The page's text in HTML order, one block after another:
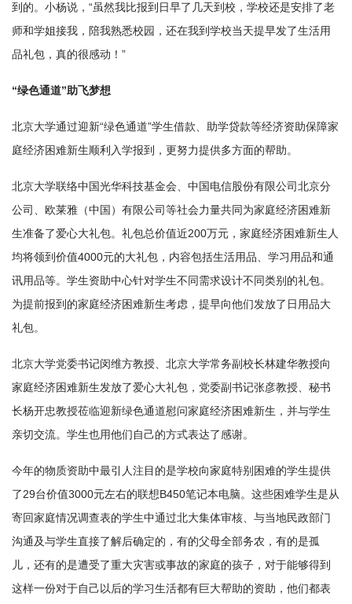
到的。小杨说，“虽然我比报到日早了几天到校，学校还是安排了老
师和学姐接我，陪我熟悉校园，还在我到学校当天提早发了生活用
品礼包，真的很感动！”
“绿色通道”助飞梦想
北京大学通过迎新“绿色通道”学生借款、助学贷款等经济资助保障家
庭经济困难新生顺利入学报到，更努力提供多方面的帮助。
北京大学联络中国光华科技基金会、中国电信股份有限公司北京分
公司、欧莱雅（中国）有限公司等社会力量共同为家庭经济困难新
生准备了爱心大礼包。礼包总价值近200万元，家庭经济困难新生人
均将领到价值4000元的大礼包，内容包括生活用品、学习用品和通
讯用品等。学生资助中心针对学生不同需求设计不同类别的礼包。
为提前报到的家庭经济困难新生考虑，提早向他们发放了日用品大
礼包。
北京大学党委书记闵维方教授、北京大学常务副校长林建华教授向
家庭经济困难新生发放了爱心大礼包，党委副书记张彦教授、秘书
长杨开忠教授莅临迎新绿色通道慰问家庭经济困难新生，并与学生
亲切交流。学生也用他们自己的方式表达了感谢。
今年的物质资助中最引人注目的是学校向家庭特别困难的学生提供
了29台价值3000元左右的联想B450笔记本电脑。这些困难学生是从
寄回家庭情况调查表的学生中通过北大集体审核、与当地民政部门
沟通及与学生直接了解后确定的，有的父母全部务农，有的是孤
儿，还有的是遭受了重大灾害或事故的家庭的孩子，对于能够得到
这样一份对于自己以后的学习生活都有巨大帮助的资助，他们都表